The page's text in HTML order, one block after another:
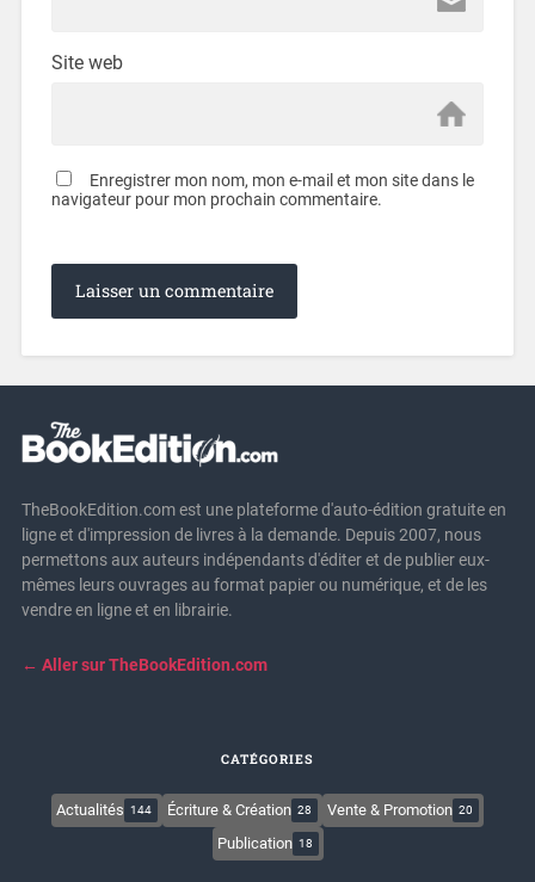
Site web
Enregistrer mon nom, mon e-mail et mon site dans le
navigateur pour mon prochain commentaire.
TheBookEdition.com est une plateforme d'auto-édition gratuite en
ligne et d'impression de livres à la demande. Depuis 2007, nous
permettons aux auteurs indépendants d'éditer et de publier eux-
mêmes leurs ouvrages au format papier ou numérique, et de les
vendre en ligne et en librairie.
← Aller sur TheBookEdition.com
CATÉGORIES
Actualités 144 Écriture & Création 28 Vente & Promotion 20
Publication 18